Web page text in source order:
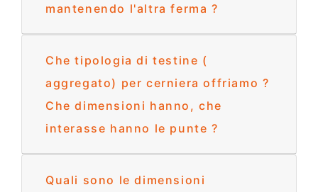
mantenendo l'altra ferma ?
Che tipologia di testine (
aggregato) per cerniera offriamo ?
Che dimensioni hanno, che
interasse hanno le punte ?
Quali sono le dimensioni